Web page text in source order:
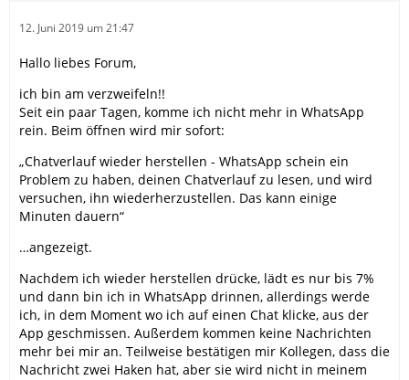
12. Juni 2019 um 21:47
Hallo liebes Forum,
ich bin am verzweifeln!!
Seit ein paar Tagen, komme ich nicht mehr in WhatsApp
rein. Beim öffnen wird mir sofort:
„Chatverlauf wieder herstellen - WhatsApp schein ein
Problem zu haben, deinen Chatverlauf zu lesen, und wird
versuchen, ihn wiederherzustellen. Das kann einige
Minuten dauern“
…angezeigt.
Nachdem ich wieder herstellen drücke, lädt es nur bis 7%
und dann bin ich in WhatsApp drinnen, allerdings werde
ich, in dem Moment wo ich auf einen Chat klicke, aus der
App geschmissen. Außerdem kommen keine Nachrichten
mehr bei mir an. Teilweise bestätigen mir Kollegen, dass die
Nachricht zwei Haken hat, aber sie wird nicht in meinem